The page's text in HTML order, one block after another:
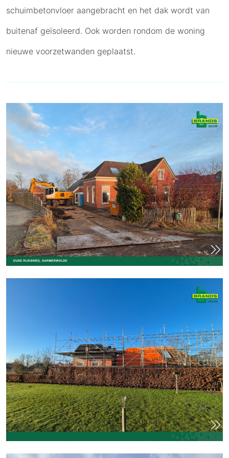
schuimbetonvloer aangebracht en het dak wordt van
buitenaf geïsoleerd. Ook worden rondom de woning
nieuwe voorzetwanden geplaatst.